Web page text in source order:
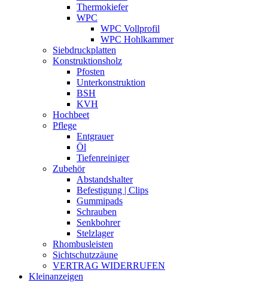
Thermokiefer
WPC
WPC Vollprofil
WPC Hohlkammer
Siebdruckplatten
Konstruktionsholz
Pfosten
Unterkonstruktion
BSH
KVH
Hochbeet
Pflege
Entgrauer
Öl
Tiefenreiniger
Zubehör
Abstandshalter
Befestigung | Clips
Gummipads
Schrauben
Senkbohrer
Stelzlager
Rhombusleisten
Sichtschutzzäune
VERTRAG WIDERRUFEN
Kleinanzeigen